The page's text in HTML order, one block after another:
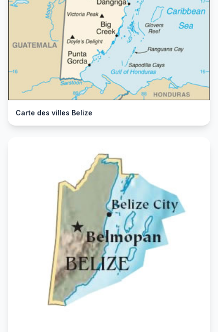
Carte des villes Belize